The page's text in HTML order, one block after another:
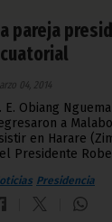
pareja
04, 2014
E. Obiang
a
en Harare
Presidente
Presidencia